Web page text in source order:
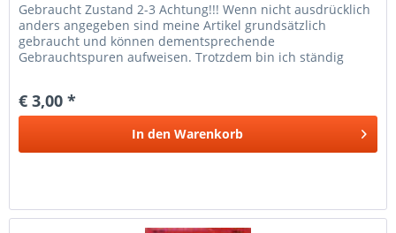
Gebraucht Zustand 2-3 Achtung!!! Wenn nicht ausdrücklich
anders angegeben sind meine Artikel grundsätzlich
gebraucht und können dementsprechende
Gebrauchtspuren aufweisen. Trotzdem bin ich ständig
€ 3,00 *
In den Warenkorb